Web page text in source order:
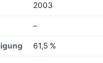
2003
–
61,5 %